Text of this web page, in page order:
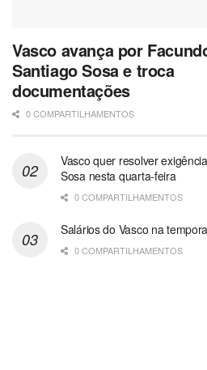
Vasco avança por
Santiago Sosa e troca
documentações
0 COMPARTILHAMENTOS
Vasco quer resolver
Sosa nesta quarta-feira
0 COMPARTILHAMENTOS
Salários do Vasco na
0 COMPARTILHAMENTOS